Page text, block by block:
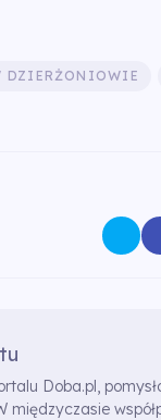
DZIERŻONIOWIE
Doba.pl,
międzyczasie